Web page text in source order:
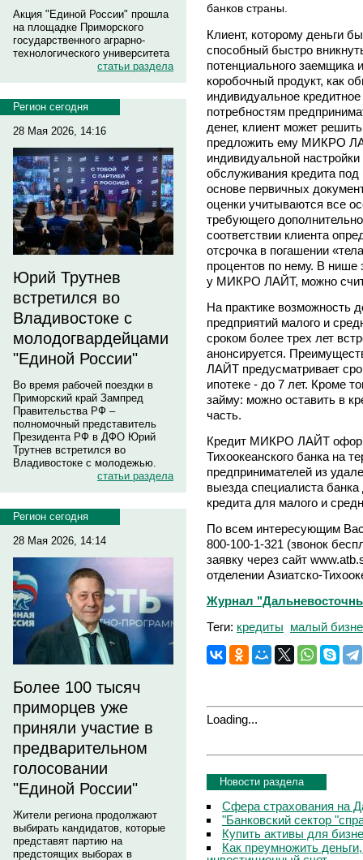
Акция "Единой России" прошла
на площадке Приморского
государственного аграрно-
технологического университета
статьи раздела
Регион сегодня
28 Мая 2026, 14:16
Юрий Трутнев
встретился во
Владивостоке с
молодогвардейцами
"Единой России"
Во время рабочей поездки в
Приморский край Зампред
Правительства РФ –
полномочный представитель
Президента РФ в ДФО Юрий
Трутнев встретился во
Владивостоке с молодежью.
статьи раздела
Регион сегодня
28 Мая 2026, 14:14
Более 100 тысяч
приморцев уже
приняли участие в
предварительном
голосовании
"Единой России"
Жители региона продолжают
выбирать кандидатов, которые
представят партию на
предстоящих выборах в
банков страны.
Клиент, которому деньги
способный быстро
потенциального заемщика
коробочный продукт, как
индивидуальное
потребностям
денег, клиент может
предложить ему МИКРО
индивидуальной
обслуживания кредита
основе первичных
оценки учитываются все
требующего
соответствии клиента
отсрочка в погашении
процентов по нему. В нише
у МИКРО ЛАЙТ, можно
На практике возможность
предприятий малого и
сроком более трех лет
анонсируется.
ЛАЙТ предусматривает
ипотеке - до 7 лет. Кроме
займу: можно оставить в
часть.
Кредит МИКРО ЛАЙТ
Тихоокеанского банка на
предпринимателей из
выезда специалиста
кредита для малого и
По всем интересующим
800-100-1-321 (звонок
заявку через сайт
отделении Азиатско-
Журнал
Теги: кредиты малый
Loading...
Новости раздела
Сфера страхования на
"Банковский сектор
Купить активы для
Как преумножить